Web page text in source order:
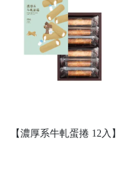
【濃厚系牛軋蛋捲 12入】